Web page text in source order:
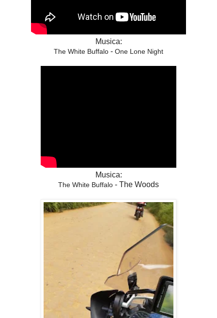
Musica:
The White Buffalo - One Lone Night
Musica:
The White Buffalo - The Woods